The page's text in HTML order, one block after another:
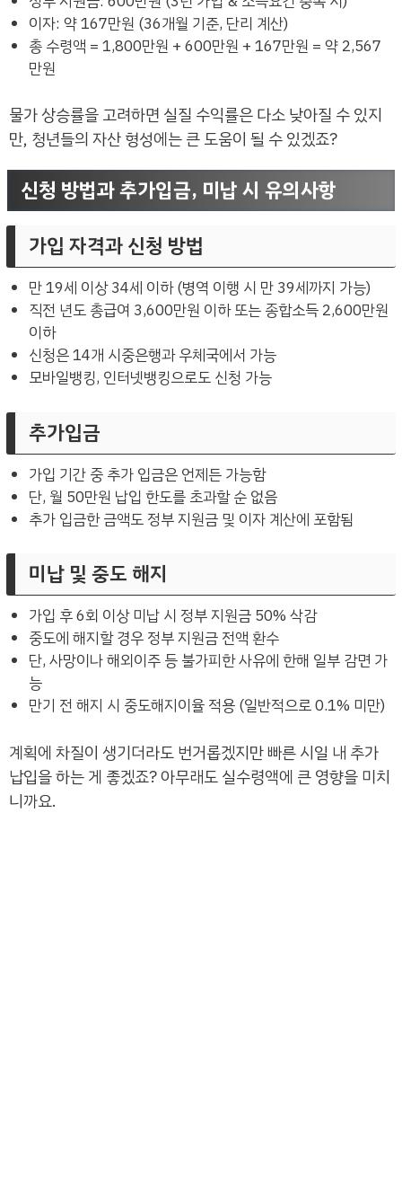
이자: 약 167만원 (36개월 기준, 단리 계산)
총 수령액 = 1,800만원 + 600만원 + 167만원 = 약 2,567
만원
물가 상승률을 고려하면 실질 수익률은 다소 낮아질 수 있지
만, 청년들의 자산 형성에는 큰 도움이 될 수 있겠죠?
신청 방법과 추가입금, 미납 시 유의사항
가입 자격과 신청 방법
만 19세 이상 34세 이하 (병역 이행 시 만 39세까지 가능)
직전 년도 총급여 3,600만원 이하 또는 종합소득 2,600만원
이하
신청은 14개 시중은행과 우체국에서 가능
모바일뱅킹, 인터넷뱅킹으로도 신청 가능
추가입금
가입 기간 중 추가 입금은 언제든 가능함
단, 월 50만원 납입 한도를 초과할 순 없음
추가 입금한 금액도 정부 지원금 및 이자 계산에 포함됨
미납 및 중도 해지
가입 후 6회 이상 미납 시 정부 지원금 50% 삭감
중도에 해지할 경우 정부 지원금 전액 환수
단, 사망이나 해외이주 등 불가피한 사유에 한해 일부 감면 가
능
만기 전 해지 시 중도해지이율 적용 (일반적으로 0.1% 미만)
계획에 차질이 생기더라도 번거롭겠지만 빠른 시일 내 추가
납입을 하는 게 좋겠죠? 아무래도 실수령액에 큰 영향을 미치
니까요.